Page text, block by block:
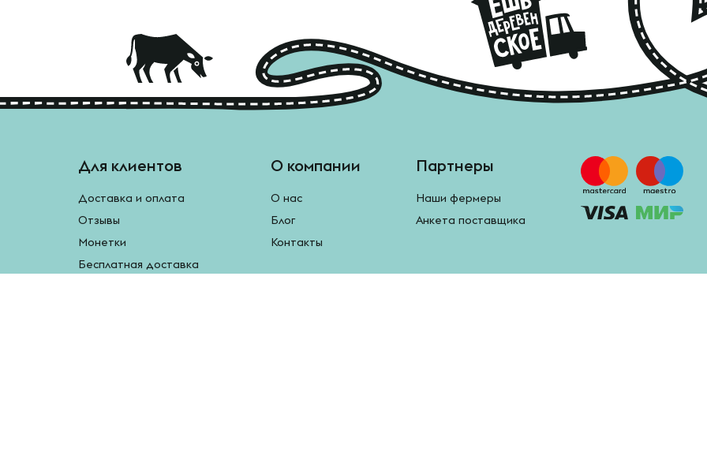
Для клиентов
Доставка и оплата
Отзывы
Монетки
Бесплатная доставка
О компании
О нас
Блог
Контакты
Партнеры
Наши фермеры
Анкета поставщика